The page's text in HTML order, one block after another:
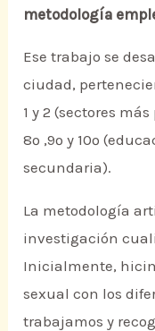
metodología
Ese trabajo se
ciudad,
1 y 2 (sectores
8º ,9º y 10º
secundaria).
La metodología
investigación
Inicialmente,
sexual con los
trabajamos y